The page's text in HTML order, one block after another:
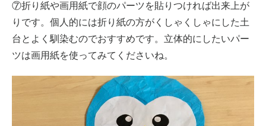
⑦折り紙や画用紙で顔のパーツを貼りつければ出来上が
りです。個人的には折り紙の方がくしゃくしゃにした土
台とよく馴染むのでおすすめです。立体的にしたいパー
ツは画用紙を使ってみてくださいね。